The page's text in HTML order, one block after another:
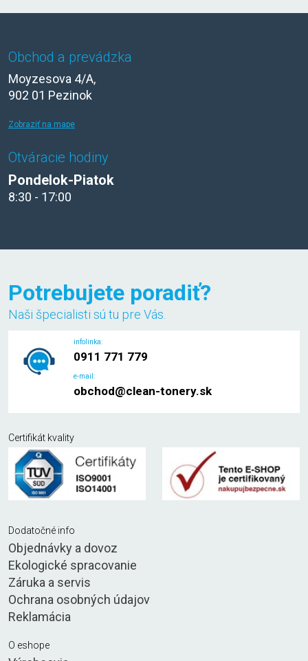
Obchod a prevádzka
Moyzesova 4/A,
902 01 Pezinok
Zobraziť na mape
Otváracie hodiny
Pondelok-Piatok
8:30 - 17:00
Potrebujete poradiť?
Naši špecialisti sú tu pre Vás.
infolinka:
0911 771 779
e-mail:
obchod@clean-tonery.sk
Certifikát kvality
Dodatočné info
Objednávky a dovoz
Ekologické spracovanie
Záruka a servis
Ochrana osobných údajov
Reklamácia
O eshope